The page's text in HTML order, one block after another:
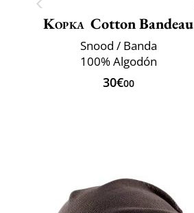
Kopka Cotton Bandeau
Snood / Banda
100% Algodón
30€00